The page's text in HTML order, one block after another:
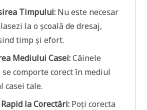
Timpului: Nu este necesar
la o școală de dresaj,
timp și efort.
Mediului Casei:Câinele
se comporte corect în mediul
casei tale.
la Corectări: Poți corecta